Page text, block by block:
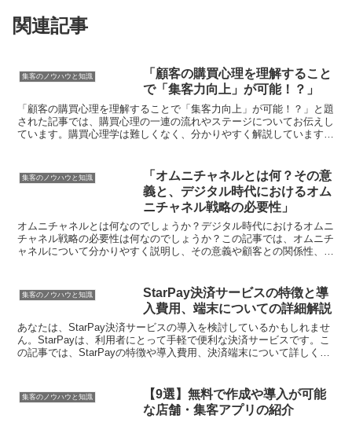
関連記事
集客のノウハウと知識
「顧客の購買心理を理解すること
で「集客力向上」が可能！？」
「顧客の購買心理を理解することで「集客力向上」が可能！？」と題
された記事では、購買心理の一連の流れやステージについてお伝えし
ています。購買心理学は難しくなく、分かりやすく解説しています。
集客のノウハウと知識
「オムニチャネルとは何？その意
義と、デジタル時代におけるオム
ニチャネル戦略の必要性」
オムニチャネルとは何なのでしょうか？デジタル時代におけるオムニ
チャネル戦略の必要性は何なのでしょうか？この記事では、オムニチ
ャネルについて分かりやすく説明し、その意義や顧客との関係性、効
集客のノウハウと知識
StarPay決済サービスの特徴と導
入費用、端末についての詳細解説
あなたは、StarPay決済サービスの導入を検討しているかもしれませ
ん。StarPayは、利用者にとって手軽で便利な決済サービスです。こ
の記事では、StarPayの特徴や導入費用、決済端末について詳しく解
集客のノウハウと知識
【9選】無料で作成や導入が可能
な店舗・集客アプリの紹介